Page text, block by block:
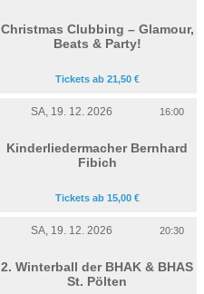
Christmas Clubbing – Glamour,
Beats & Party!
Tickets ab 21,50 €
SA, 19. 12. 2026 16:00
Kinderliedermacher Bernhard
Fibich
Tickets ab 15,00 €
SA, 19. 12. 2026 20:30
2. Winterball der BHAK & BHAS
St. Pölten